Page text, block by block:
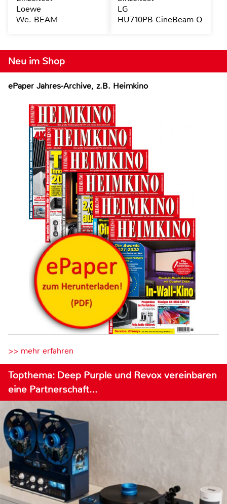
Neu im Shop
ePaper Jahres-Archive, z.B. Heimkino
>> mehr erfahren
Topthema: Deep Purple und Revox vereinbaren
eine Partnerschaft…
Loewe
We. BEAM
LG
HU710PB CineBeam Q